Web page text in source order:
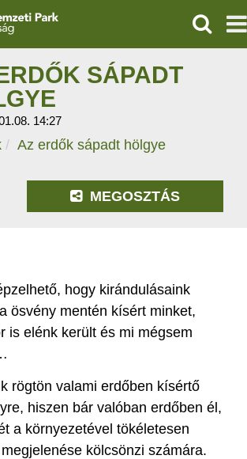
SÁPADT
14:27
Az erdők sápadt hölgye
MEGOSZTÁS
hogy kirándulásaink
ösvény mentén kísért minket,
is elénk került és mi mégsem
rögtön valami erdőben kísértő
hiszen bár valóban erdőben él,
a környezetével tökéletesen
kölcsönzi számára.